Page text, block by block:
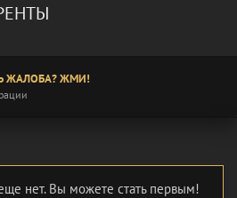
ЖАЛОБА? ЖМИ!
нет. Вы можете стать первым!